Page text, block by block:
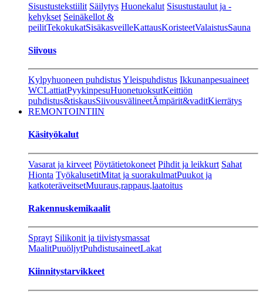
Sisustustekstiilit Säilytys Huonekalut Sisustustaulut ja -
kehykset Seinäkellot &
peilitTekokukatSisäkasveilleKattausKoristeetValaistusSauna
Siivous
Kylpyhuoneen puhdistusYleispuhdistus Ikkunanpesuaineet
WCLattiatPyykinpesuHuonetuoksutKeittiön
puhdistus&tiskausSiivousvälineetÄmpärit&vaditKierrätys
REMONTOINTIIN
Käsityökalut
Vasarat ja kirveet Pöytätietokoneet Pihdit ja leikkurt Sahat
Hionta TyökalusetitMitat ja suorakulmatPuukot ja
katkoteräveitsetMuuraus,rappaus,laatoitus
Rakennuskemikaalit
Sprayt Silikonit ja tiivistysmassat
MaalitPuuöljytPuhdistusaineetLakat
Kiinnitystarvikkeet